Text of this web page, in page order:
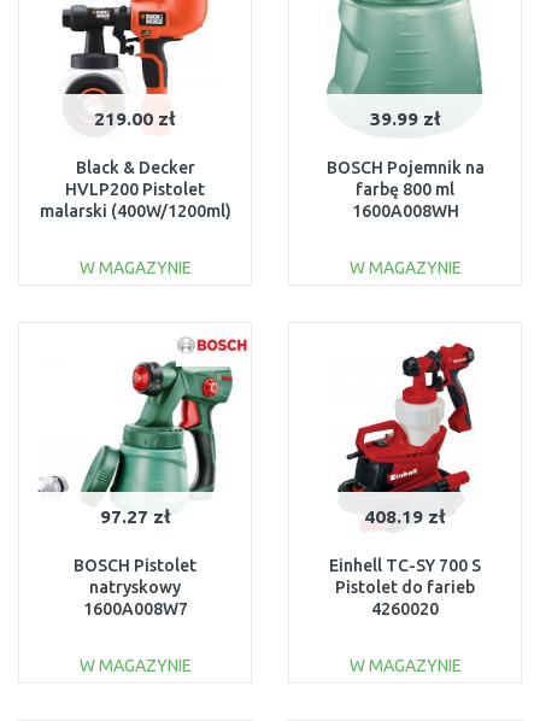
219.00 zł
Black & Decker
HVLP200 Pistolet
malarski (400W/1200ml)
W MAGAZYNIE
Do porównania
39.99 zł
BOSCH Pojemnik na
farbę 800 ml
1600A008WH
W MAGAZYNIE
Do porównania
97.27 zł
BOSCH Pistolet
natryskowy
1600A008W7
W MAGAZYNIE
408.19 zł
Einhell TC-SY 700 S
Pistolet do farieb
4260020
W MAGAZYNIE